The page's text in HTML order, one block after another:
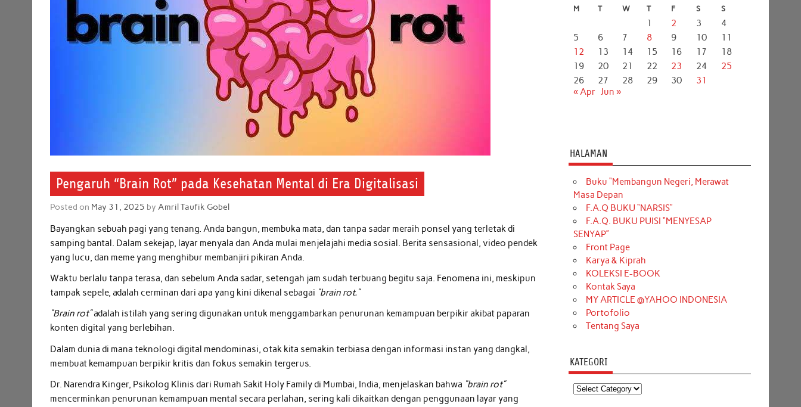
Pengaruh “Brain Rot” pada Kesehatan Mental di Era Digitalisasi
Posted on May 31, 2025 byAmril Taufik Gobel
Bayangkan sebuah pagi yang tenang. Anda bangun, membuka mata, dan tanpa sadar meraih ponsel yang terletak di
samping bantal. Dalam sekejap, layar menyala dan Anda mulai menjelajahi media sosial. Berita sensasional, video pendek
yang lucu, dan meme yang menghibur membanjiri pikiran Anda.
Waktu berlalu tanpa terasa, dan sebelum Anda sadar, setengah jam sudah terbuang begitu saja. Fenomena ini, meskipun
tampak sepele, adalah cerminan dari apa yang kini dikenal sebagai “brain rot.”
“Brain rot”adalah istilah yang sering digunakan untuk menggambarkan penurunan kemampuan berpikir akibat paparan
konten digital yang berlebihan.
Dalam dunia di mana teknologi digital mendominasi, otak kita semakin terbiasa dengan informasi instan yang dangkal,
membuat kemampuan berpikir kritis dan fokus semakin tergerus.
Dr. Narendra Kinger, Psikolog Klinis dari Rumah Sakit Holy Family di Mumbai, India, menjelaskan bahwa “brain rot”
mencerminkan penurunan kemampuan mental secara perlahan, sering kali dikaitkan dengan penggunaan layar yang
M T W T F S S
1 2 3
4
5
6 7 8 9 10
11
12
13 14 15 16 17
18
19
20 21 22 23 24
25
26
27 28 29 30
31
« Apr Jun »
HALAMAN
Buku “Membangun Negeri, Merawat
Masa Depan
F.A.Q BUKU “NARSIS”
F.A.Q. BUKU PUISI “MENYESAP
SENYAP”
Front Page
Karya & Kiprah
KOLEKSI E-BOOK
Kontak Saya
MY ARTICLE @YAHOO INDONESIA
Portofolio
Tentang Saya
KATEGORI
Kategori